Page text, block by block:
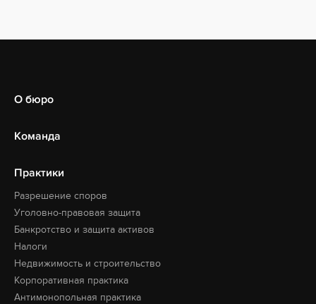
О бюро
Команда
Практики
Разрешение споров
Уголовно-правовая защита
Банкротство и защита активов
Налоги
Недвижимость и строительство
Корпоративная практика
Антимонопольная практика